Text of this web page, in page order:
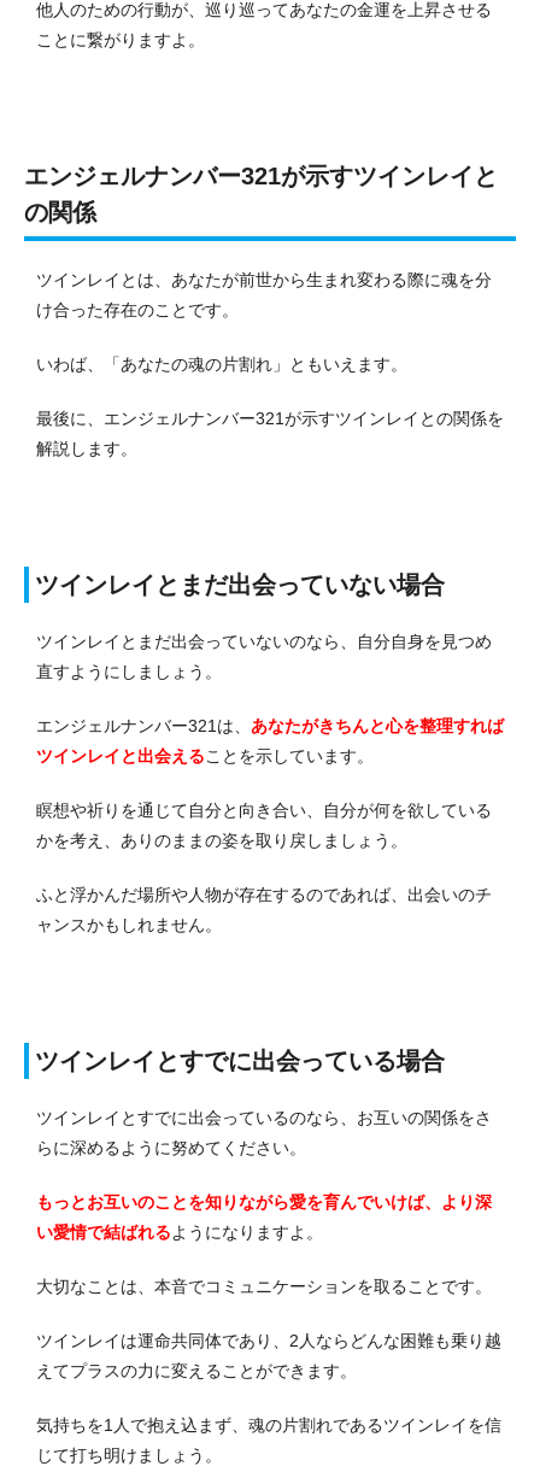
他人のための行動が、巡り巡ってあなたの金運を上昇させる
ことに繋がりますよ。
エンジェルナンバー321が示すツインレイと
の関係
ツインレイとは、あなたが前世から生まれ変わる際に魂を分
け合った存在のことです。
いわば、「あなたの魂の片割れ」ともいえます。
最後に、エンジェルナンバー321が示すツインレイとの関係を
解説します。
ツインレイとまだ出会っていない場合
ツインレイとまだ出会っていないのなら、自分自身を見つめ
直すようにしましょう。
エンジェルナンバー321は、 あなたがきちんと心を整理すれば
ツインレイと出会えることを示しています。
瞑想や祈りを通じて自分と向き合い、自分が何を欲している
かを考え、ありのままの姿を取り戻しましょう。
ふと浮かんだ場所や人物が存在するのであれば、出会いのチ
ャンスかもしれません。
ツインレイとすでに出会っている場合
ツインレイとすでに出会っているのなら、お互いの関係をさ
らに深めるように努めてください。
もっとお互いのことを知りながら愛を育んでいけば、より深
い愛情で結ばれるようになりますよ。
大切なことは、本音でコミュニケーションを取ることです。
ツインレイは運命共同体であり、2人ならどんな困難も乗り越
えてプラスの力に変えることができます。
気持ちを1人で抱え込まず、魂の片割れであるツインレイを信
じて打ち明けましょう。